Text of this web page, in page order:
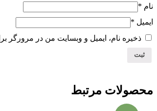
نام *
ایمیل *
ذخیره نام، ایمیل و وبسایت من در مرورگر
محصولات مرتبط